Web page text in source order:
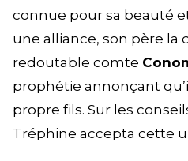
connue pour sa beauté
une alliance, son père la
redoutable comte
prophétie annonçant
propre fils. Sur les
Tréphine accepta cette